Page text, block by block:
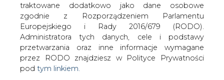
WŁĄCZ CIRE.TV
traktowane dodatkowo jako dane osobowe
zgodnie z Rozporządzeniem Parlamentu
Europejskiego i Rady 2016/679 (RODO).
Administratora tych danych, cele i podstawy
przetwarzania oraz inne informacje wymagane
przez RODO znajdziesz w Polityce Prywatności
pod tym linkiem.